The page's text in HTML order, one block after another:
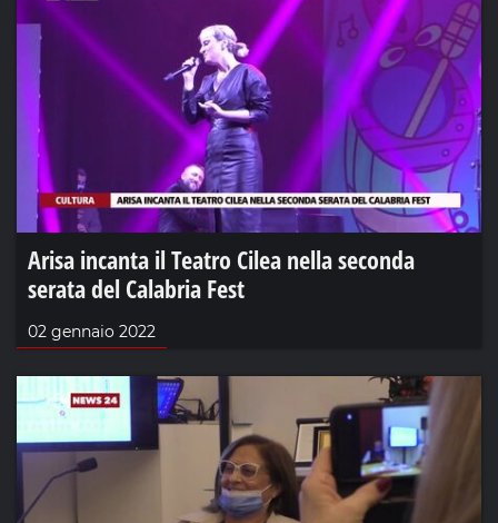
Arisa incanta il Teatro Cilea nella seconda
serata del Calabria Fest
02 gennaio 2022